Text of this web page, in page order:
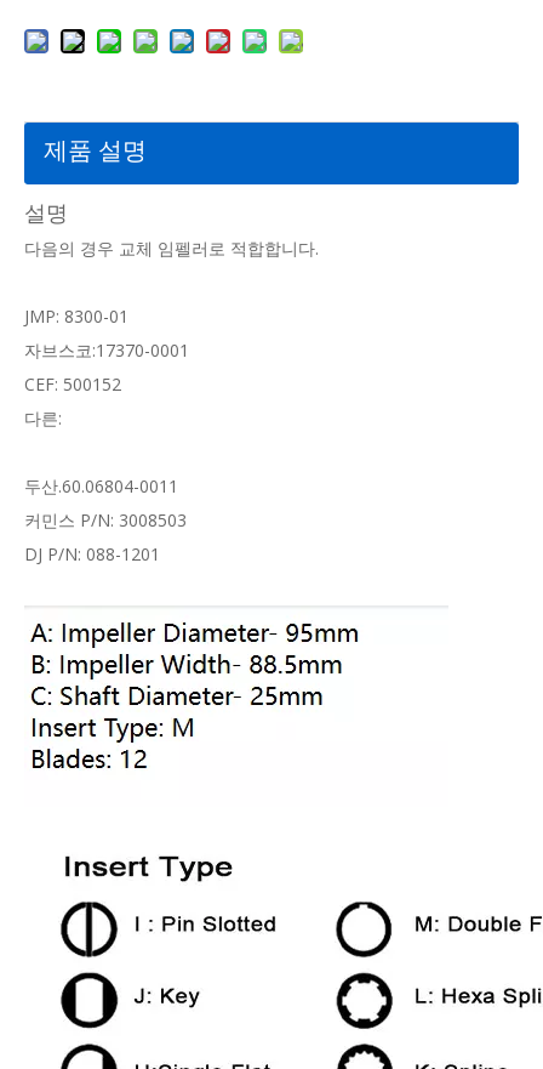
제품 설명
설명
다음의 경우 교체 임펠러로 적합합니다.
JMP: 8300-01
자브스코:17370-0001
CEF: 500152
다른:
두산.60.06804-0011
커민스 P/N: 3008503
DJ P/N: 088-1201